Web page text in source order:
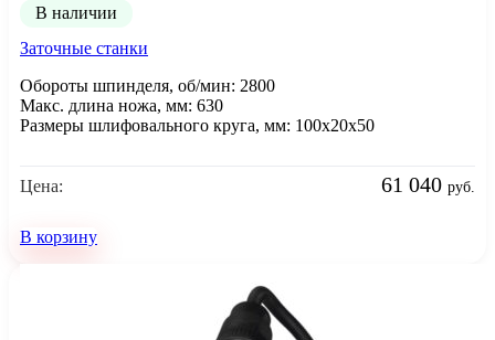
В наличии
Заточные станки
Цена: 61 040 руб.
Обороты шпинделя, об/мин: 2800
Макс. длина ножа, мм: 630
Размеры шлифовального круга, мм: 100x20x50
В корзину